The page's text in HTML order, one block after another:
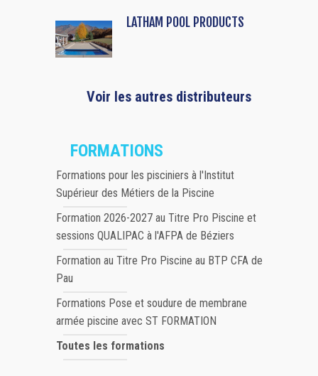
LATHAM POOL PRODUCTS
Voir les autres distributeurs
FORMATIONS
Formations pour les pisciniers à l'Institut
Supérieur des Métiers de la Piscine
Formation 2026-2027 au Titre Pro Piscine et
sessions QUALIPAC à l'AFPA de Béziers
Formation au Titre Pro Piscine au BTP CFA de
Pau
Formations Pose et soudure de membrane
armée piscine avec ST FORMATION
Toutes les formations